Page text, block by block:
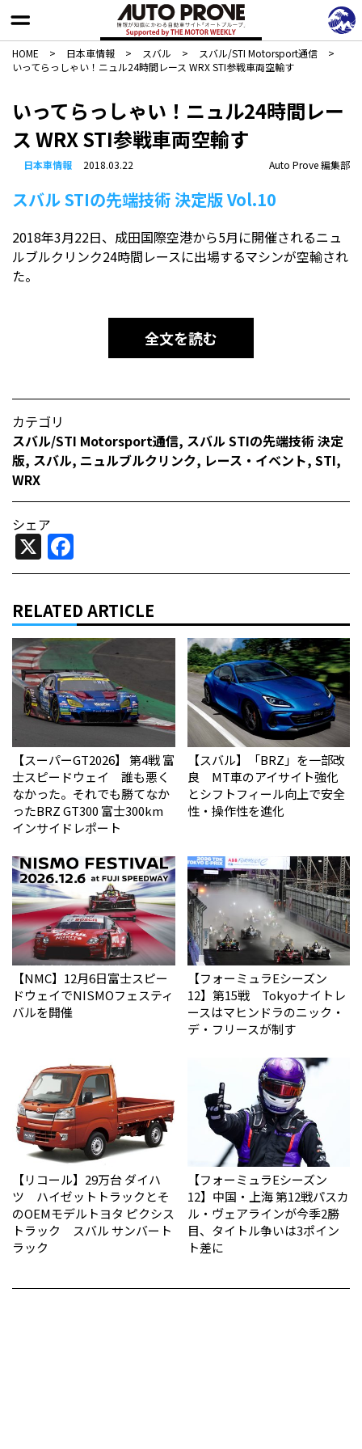
HOME > 日本車情報​ > スバル > スバル/STI Motorsport通信
>
いってらっしゃい！ニュル24時間レース WRX STI参戦車両空輸す
いってらっしゃい！ニュル24時間レー
ス WRX STI参戦車両空輸す
日本車情報​ 2018.03.22 Auto Prove 編集部
スバル STIの先端技術 決定版 Vol.10
2018年3月22日、成田国際空港から5月に開催されるニュ
ルブルクリンク24時間レースに出場するマシンが空輸され
た。
全文を読む
カテゴリ
スバル/STI Motorsport通信, スバル STIの先端技術 決定
版, スバル, ニュルブルクリンク, レース・イベント, STI,
WRX
シェア
X
RELATED ARTICLE
【スーパーGT2026】 第4戦 富
士スピードウェイ 誰も悪く
なかった。それでも勝てなか
った――BRZ GT300 富士300km
インサイドレポート
【スバル】「BRZ」を一部改
良 MT車のアイサイト強化
とシフトフィール向上で安全
性・操作性を進化
【NMC】12月6日富士スピー
ドウェイでNISMOフェスティ
バルを開催
【フォーミュラEシーズン
12】第15戦 Tokyoナイトレ
ースはマヒンドラのニック・
デ・フリースが制す
【リコール】29万台 ダイハ
ツ ハイゼットトラックとそ
のOEMモデルトヨタ ピクシス
トラック スバル サンバート
ラック
【フォーミュラEシーズン
12】中国・上海 第12戦パスカ
ル・ヴェアラインが今季2勝
目、タイトル争いは3ポイン
ト差に